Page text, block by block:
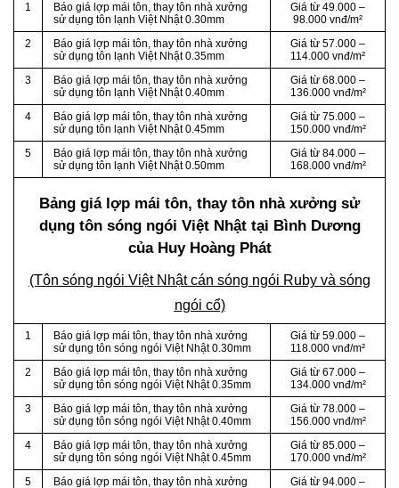
1
Báo giá lợp mái tôn, thay tôn nhà xưởng
sử dụng tôn lạnh Việt Nhật 0.30mm
Giá từ 49.000 –
98.000 vnđ/m²
2
Báo giá lợp mái tôn, thay tôn nhà xưởng
sử dụng tôn lạnh Việt Nhật 0.35mm
Giá từ 57.000 –
114.000 vnđ/m²
3
Báo giá lợp mái tôn, thay tôn nhà xưởng
sử dụng tôn lạnh Việt Nhật 0.40mm
Giá từ 68.000 –
136.000 vnđ/m²
4
Báo giá lợp mái tôn, thay tôn nhà xưởng
sử dụng tôn lạnh Việt Nhật 0.45mm
Giá từ 75.000 –
150.000 vnđ/m²
5
Báo giá lợp mái tôn, thay tôn nhà xưởng
sử dụng tôn lạnh Việt Nhật 0.50mm
Giá từ 84.000 –
168.000 vnđ/m²
Bảng giá lợp mái tôn, thay tôn nhà xưởng sử
dụng tôn sóng ngói Việt Nhật tại Bình Dương
của Huy Hoàng Phát
(Tôn sóng ngói Việt Nhật cán sóng ngói Ruby và sóng
ngói cổ)
1
Báo giá lợp mái tôn, thay tôn nhà xưởng
sử dụng tôn sóng ngói Việt Nhật 0.30mm
Giá từ 59.000 –
118.000 vnđ/m²
2
Báo giá lợp mái tôn, thay tôn nhà xưởng
sử dụng tôn sóng ngói Việt Nhật 0.35mm
Giá từ 67.000 –
134.000 vnđ/m²
3
Báo giá lợp mái tôn, thay tôn nhà xưởng
sử dụng tôn sóng ngói Việt Nhật 0.40mm
Giá từ 78.000 –
156.000 vnđ/m²
4
Báo giá lợp mái tôn, thay tôn nhà xưởng
sử dụng tôn sóng ngói Việt Nhật 0.45mm
Giá từ 85.000 –
170.000 vnđ/m²
5
Báo giá lợp mái tôn, thay tôn nhà xưởng
Giá từ 94.000 –